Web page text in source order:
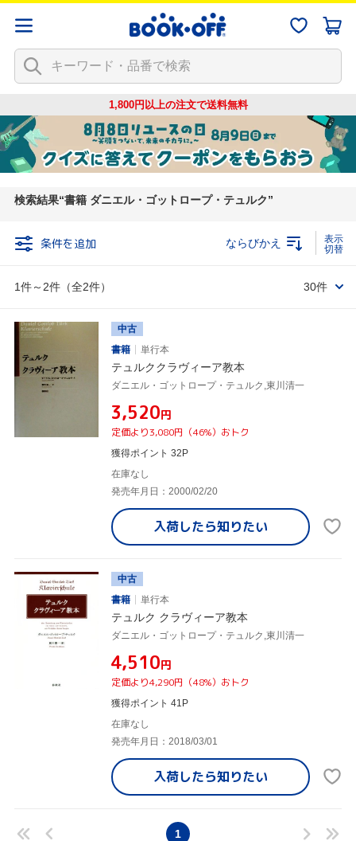
1,800円以上の注文で送料無料
検索結果 書籍 ダニエル・ゴットロープ・テュルク
条件を追加
1件～2件（全2件）
ならびかえ
30件
中古
書籍
単行本
テュルククラヴィーア教本
ダニエル・ゴットロープ・テュルク,東川清一
¥3,520円
定価より3,080円（46%）おトク
獲得ポイント 32P
在庫なし
発売年月日：2000/02/20
入荷したら知りたい
中古
書籍
単行本
テュルク クラヴィーア教本
ダニエル・ゴットロープ・テュルク,東川清一
¥4,510円
定価より4,290円（48%）おトク
獲得ポイント 41P
在庫なし
発売年月日：2018/03/01
入荷したら知りたい
1